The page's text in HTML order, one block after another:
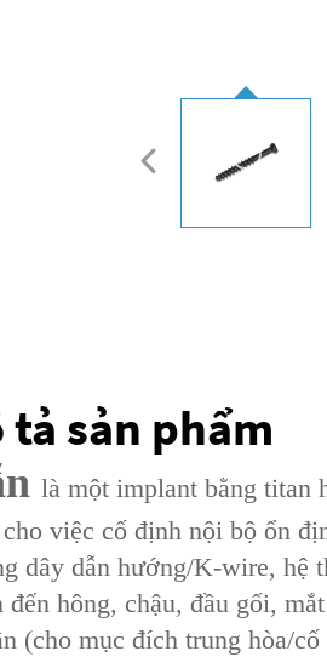
tả sản phẩm
là một implant bằng titan
việc cố định nội bộ ổn
dẫn hướng/K-wire, hệ
hông, chậu, đầu gối,
(cho mục đích trung hòa/